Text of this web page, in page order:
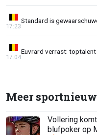
Standard is
17:23
Euvrard verrast:
17:04
Meer
Vollering
blufpoker op